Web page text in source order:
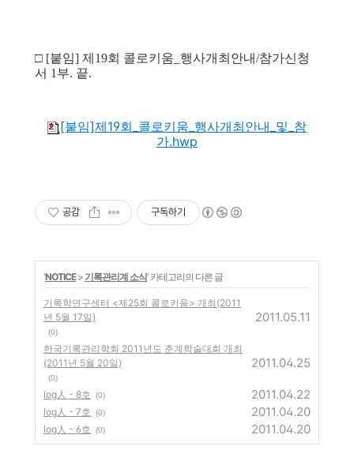
□ [붙임] 제19회 콜로키움_행사개최안내/참가신청
서 1부. 끝.
[붙임]제19회_콜로키움_행사개최안내_및_참
가.hwp
공감 구독하기
'NOTICE> 기록관리계 소식' 카테고리의 다른 글
기록학연구센터 <제25회 콜로키움> 개최(2011
년 5월 17일)
(0)
2011.05.11
한국기록관리학회 2011년도 춘계학술대회 개최
(2011년 5월 20일)
(0)
2011.04.25
log人 - 8호 (0) 2011.04.22
log人 - 7호 (0) 2011.04.20
log人 - 6호 (0) 2011.04.20